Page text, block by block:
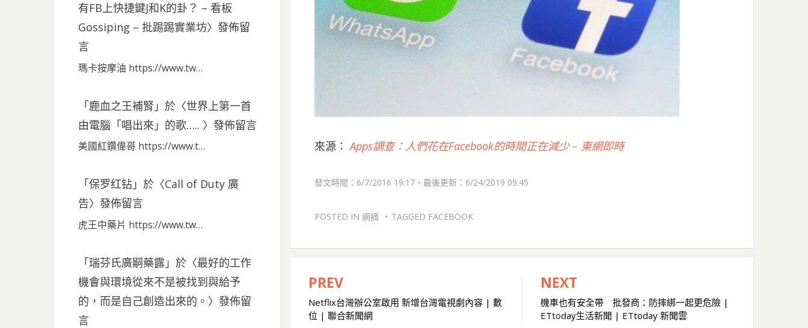
來源：Apps調查：人們花在Facebook的時間正在減少 – 東網即時
發文時間：6/7/2016 19:17，最後更新：6/24/2019 09:45
POSTED IN 網摘 TAGGED FACEBOOK
文
章
PREV
Netflix台灣辦公室啟用 新增台灣電視劇內容 | 數
位 | 聯合新聞網
NEXT
機車也有安全帶 批發商：防摔綁一起更危險 |
ETtoday生活新聞 | ETtoday 新聞雲
有FB上快捷鍵J和K的卦？ – 看板
Gossiping – 批踢踢實業坊〉發佈留
言
瑪卡按摩油 https://www.tw…
「鹿血之王補腎 」於〈世界上第一首
由電腦「唱出來」的歌….. 〉發佈留言
美國紅鑽偉哥 https://www.t…
「保罗红钻」於〈Call of Duty 廣
告〉發佈留言
虎王中藥片 https://www.tw…
「瑞芬氏廣嗣藥露」於〈最好的工作
機會與環境從來不是被找到與給予
的，而是自己創造出來的。 〉發佈留
言